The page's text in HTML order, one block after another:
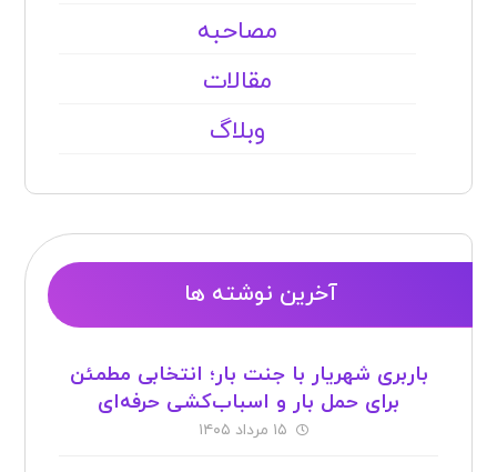
مصاحبه
مقالات
وبلاگ
آخرین نوشته ها
باربری شهریار با جنت بار؛ انتخابی مطمئن
برای حمل بار و اسباب‌کشی حرفه‌ای
۱۵ مرداد ۱۴۰۵